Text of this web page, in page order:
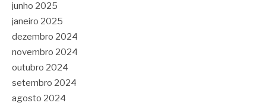
junho 2025
janeiro 2025
dezembro 2024
novembro 2024
outubro 2024
setembro 2024
agosto 2024